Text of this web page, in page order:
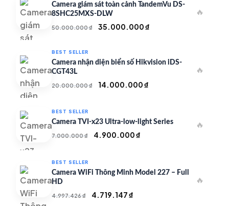
Camera giám sát toàn cảnh TandemVu DS-
8SHC25MXS-DLW
50.000.000₫
Giá
50.000.000 ₫.
35.000.000₫
là:
35.000.000 ₫.
🔥
BEST SELLER
Camera nhận diện biển số Hikvision iDS-
CGT43L
20.000.000₫
Giá
20.000.000 ₫.
14.000.000₫
là:
14.000.000 ₫.
🔥
BEST SELLER
Camera TVI-x23 Ultra-low-light Series
7.000.000₫
Giá
7.000.000 ₫.
4.900.000₫
là:
🔥
BEST SELLER
Camera WiFi Thông Minh Model 227 – Full
HD
4.997.426₫
Giá
4.719.147₫
🔥